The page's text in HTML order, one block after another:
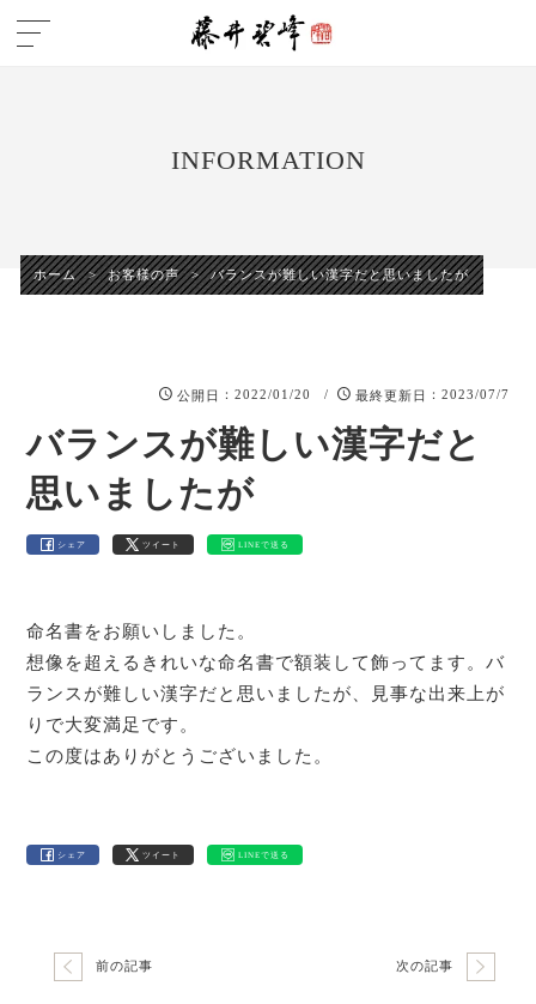
INFORMATION
ホーム > お客様の声 > バランスが難しい漢字だと思いましたが
公開日 ：2022/01/20 / 最終更新日 ：2023/07/7
バランスが難しい漢字だと
思いましたが
シェア ツイート LINEで送る
命名書をお願いしました。
想像を超えるきれいな命名書で額装して飾ってます。バ
ランスが難しい漢字だと思いましたが、見事な出来上が
りで大変満足です。
この度はありがとうございました。
シェア ツイート LINEで送る
前の記事 次の記事